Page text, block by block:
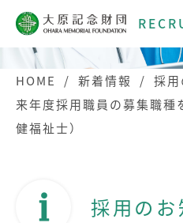
HOME / 新着情報 / 採
来年度採用職員の募集職種
健福祉士）
採用のお